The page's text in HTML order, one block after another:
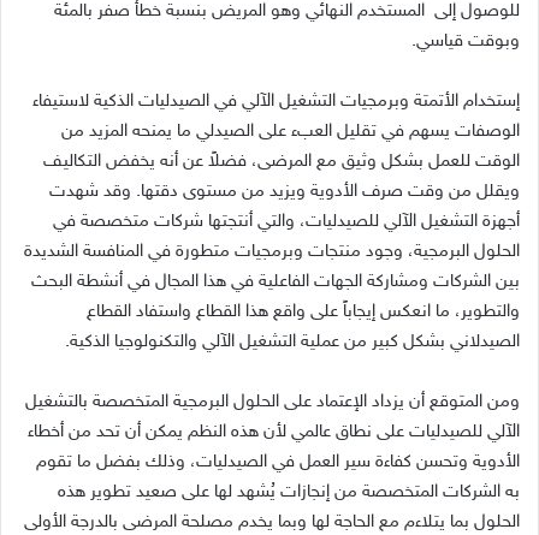
للوصول إلى المستخدم النهائي وهو المريض بنسبة خطأ صفر بالمئة
وبوقت قياسي.
إستخدام الأتمتة وبرمجيات التشغيل الآلي في الصيدليات الذكية لاستيفاء
الوصفات يسهم في تقليل العبء على الصيدلي ما يمنحه المزيد من
الوقت للعمل بشكل وثيق مع المرضى، فضلاً عن أنه يخفض التكاليف
ويقلل من وقت صرف الأدوية ويزيد من مستوى دقتها. وقد شهدت
أجهزة التشغيل الآلي للصيدليات، والتي أنتجتها شركات متخصصة في
الحلول البرمجية، وجود منتجات وبرمجيات متطورة في المنافسة الشديدة
بين الشركات ومشاركة الجهات الفاعلية في هذا المجال في أنشطة البحث
والتطوير، ما انعكس إيجاباً على واقع هذا القطاع واستفاد القطاع
الصيدلاني بشكل كبير من عملية التشغيل الآلي والتكنولوجيا الذكية.
ومن المتوقع أن يزداد الإعتماد على الحلول البرمجية المتخصصة بالتشغيل
الآلي للصيدليات على نطاق عالمي لأن هذه النظم يمكن أن تحد من أخطاء
الأدوية وتحسن كفاءة سير العمل في الصيدليات، وذلك بفضل ما تقوم
به الشركات المتخصصة من إنجازات يُشهد لها على صعيد تطوير هذه
الحلول بما يتلاءم مع الحاجة لها وبما يخدم مصلحة المرضى بالدرجة الأولى